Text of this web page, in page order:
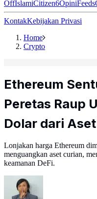
OffIslamiCitizen6OpiniFeeds
KontakKebijakan Privasi
Home
Crypto
Ethereum
Peretas Raup
Dolar dari
Lonjakan harga Ethereum
menguangkan aset curian,
keamanan DeFi.